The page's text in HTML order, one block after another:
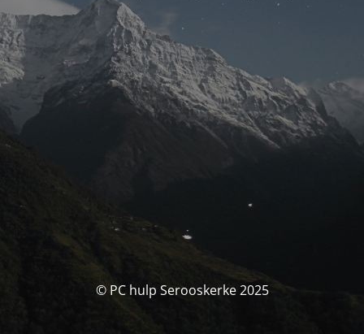
© PC hulp Serooskerke 2025